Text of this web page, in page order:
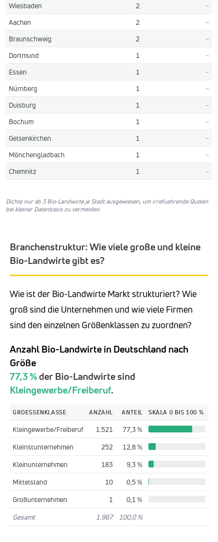
Wiesbaden
2
–
Aachen
2
–
Braunschweig
2
–
Dortmund
1
–
Essen
1
–
Nürnberg
1
–
Duisburg
1
–
Bochum
1
–
Gelsenkirchen
1
–
Mönchengladbach
1
–
Chemnitz
1 –
Dichte nur ab 3 Bio-Landwirte je Stadt ausgewiesen, um irrefuehrende Quoten
bei kleiner Datenbasis zu vermeiden.
Branchenstruktur: Wie viele große und kleine
Bio-Landwirte gibt es?
Wie ist der Bio-Landwirte Markt strukturiert? Wie
groß sind die Unternehmen und wie viele Firmen
sind den einzelnen Größenklassen zu zuordnen?
Anzahl Bio-Landwirte in Deutschland nach
Größe
77,3 %der Bio-Landwirte sind
Kleingewerbe/Freiberuf.
GROESSENKLASSE ANZAHL ANTEIL SKALA 0 BIS 100 %
Kleingewerbe/Freiberuf 1.521
77,3 %
Kleinstunternehmen
252
12,8 %
Kleinunternehmen
183
9,3 %
Mittelstand
10
0,5 %
Großunternehmen
1
0,1 %
Gesamt
1.967 100,0 %